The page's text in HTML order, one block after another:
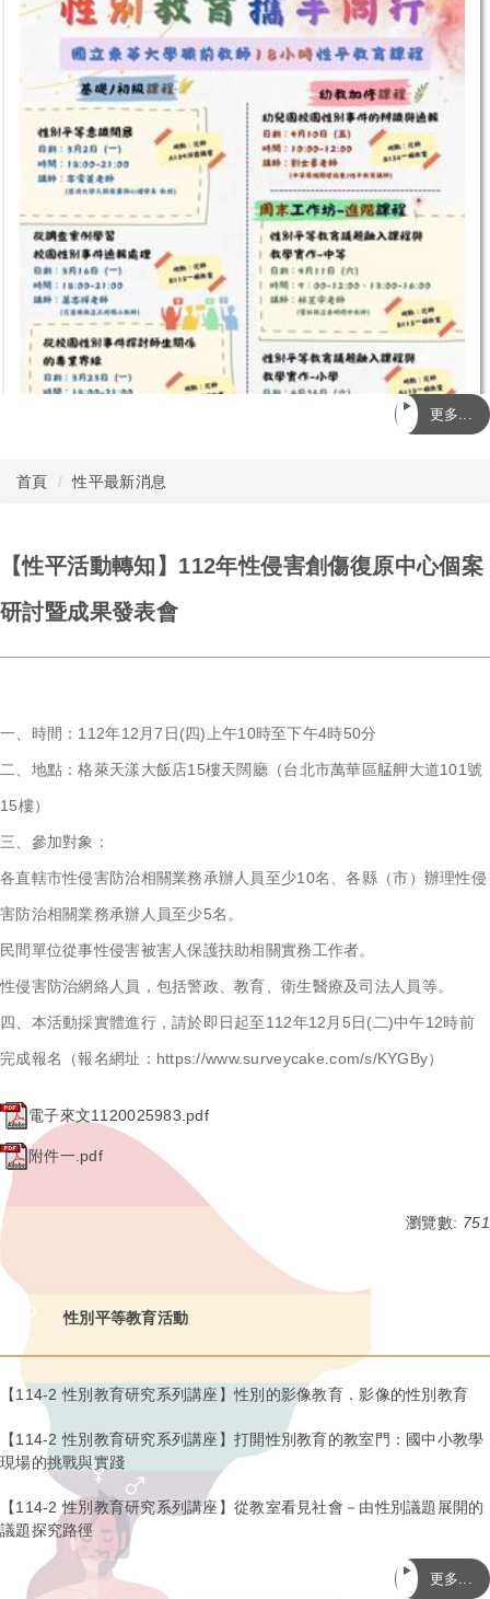
【114-2 性別教育研究系列講座】科技為鏡，同理為光：AI 時代
【114-2 性別教育研究系列講座】從教室看見社會－由性別議題
小教學現場的挑戰與實踐
教育
【系列講座】114-2 性平教育攜手同行-職前教師18小時性別平
更多...
首頁 性平最新消息
【性平活動轉知】112年性侵害創傷復原中心個案
研討暨成果發表會
一、時間：112年12月7日(四)上午10時至下午4時50分
二、地點：格萊天漾大飯店15樓天闊廳（台北市萬華區艋舺大道101號
15樓）
三、參加對象：
各直轄市性侵害防治相關業務承辦人員至少10名、各縣（市）辦理性侵
害防治相關業務承辦人員至少5名。
民間單位從事性侵害被害人保護扶助相關實務工作者。
性侵害防治網絡人員，包括警政、教育、衛生醫療及司法人員等。
四、本活動採實體進行，請於即日起至112年12月5日(二)中午12時前
完成報名（報名網址：https://www.surveycake.com/s/KYGBy）
電子來文1120025983.pdf
附件一.pdf
瀏覽數: 751
性別平等教育活動
【114-2 性別教育研究系列講座】性別的影像教育．影像的性別教育
【114-2 性別教育研究系列講座】打開性別教育的教室門：國中小教學
現場的挑戰與實踐
【114-2 性別教育研究系列講座】從教室看見社會－由性別議題展開的
議題探究路徑
更多...